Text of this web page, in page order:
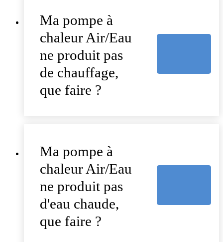
Ma pompe à
chaleur Air/Eau
ne produit pas
de chauffage,
que faire ?
Ma pompe à
chaleur Air/Eau
ne produit pas
d'eau chaude,
que faire ?